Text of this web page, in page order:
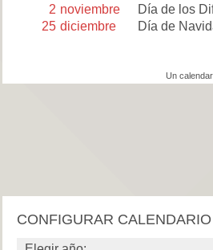
2 noviembre
Día de los
25 diciembre Día de
Un
CONFIGURAR CALENDARIO